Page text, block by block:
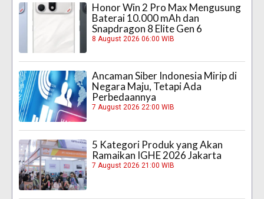
Honor Win 2 Pro Max Mengusung
Baterai 10.000 mAh dan
Snapdragon 8 Elite Gen 6
8 August 2026 06:00 WIB
Ancaman Siber Indonesia Mirip di
Negara Maju, Tetapi Ada
Perbedaannya
7 August 2026 22:00 WIB
5 Kategori Produk yang Akan
Ramaikan IGHE 2026 Jakarta
7 August 2026 21:00 WIB